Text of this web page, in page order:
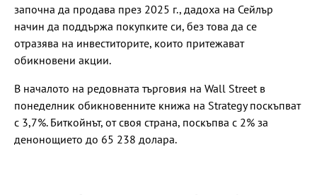
започна да продава през 2025 г., дадоха на Сейлър
начин да поддържа покупките си, без това да се
отразява на инвеститорите, които притежават
обикновени акции.
В началото на редовната търговия на Wall Street в
понеделник обикновенните книжа на Strategy поскъпват
с 3,7%. Биткойнът, от своя страна, поскъпва с 2% за
денонощието до 65 238 долара.